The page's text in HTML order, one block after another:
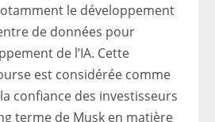
le développement
de données pour
de l’IA. Cette
est considérée comme
confiance des investisseurs
terme de Musk en matière